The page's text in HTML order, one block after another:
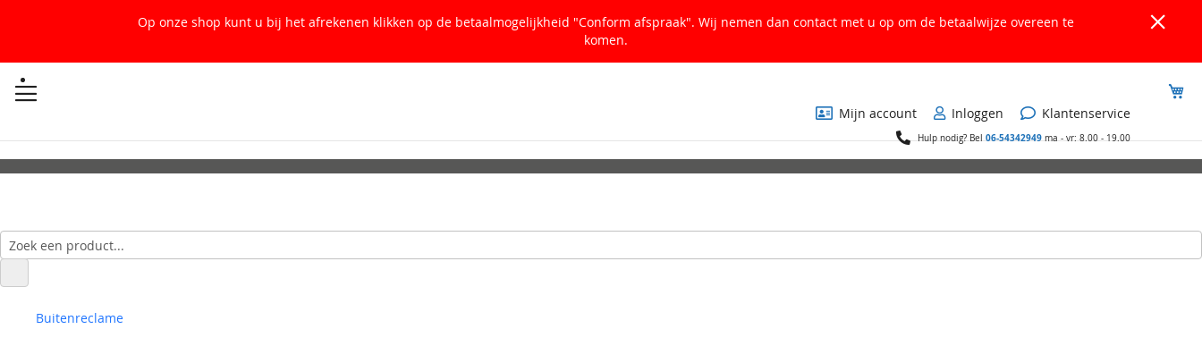
Op onze shop kunt u bij het afrekenen klikken op de betaalmogelijkheid "Conform afspraak". Wij nemen dan contact met u op om de betaalwijze overeen te
komen.
Mijn account
Inloggen Klantenservice
Hulp nodig? Bel06-54342949ma - vr: 8.00 - 19.00
Buitenreclame